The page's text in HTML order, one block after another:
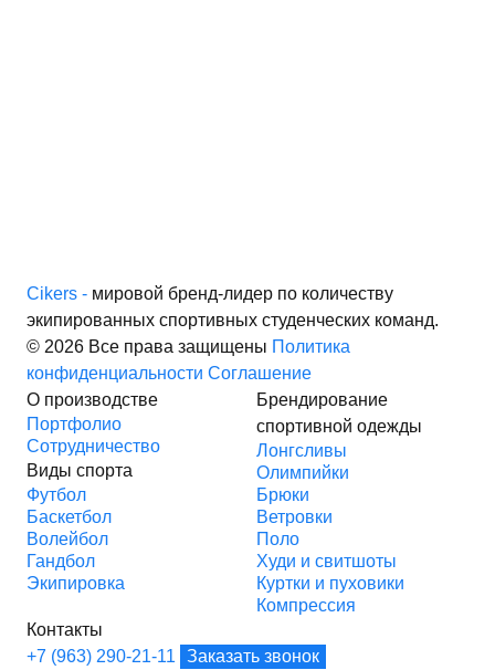
Cikers - мировой бренд-лидер по количеству
экипированных спортивных студенческих команд.
© 2026 Все права защищены Политика
конфиденциальности Соглашение
О производстве
Портфолио
Сотрудничество
Виды спорта
Футбол
Баскетбол
Волейбол
Гандбол
Экипировка
Брендирование
спортивной одежды
Лонгсливы
Олимпийки
Брюки
Ветровки
Поло
Худи и свитшоты
Куртки и пуховики
Компрессия
Контакты
+7 (963) 290-21-11 Заказать звонок